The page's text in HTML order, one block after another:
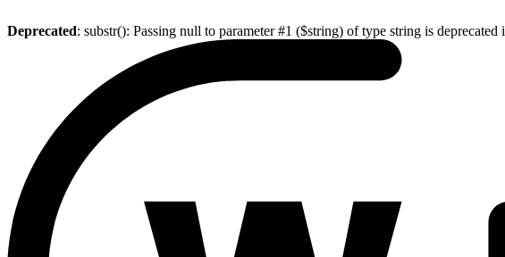
Deprecated: substr(): Passing null to parameter #1 ($string) of type string is deprecated